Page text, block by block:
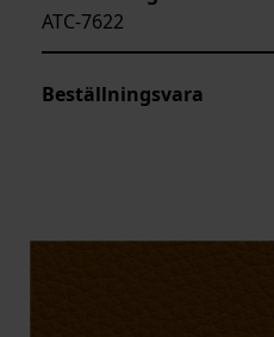
ATC-7622
Beställningsvara